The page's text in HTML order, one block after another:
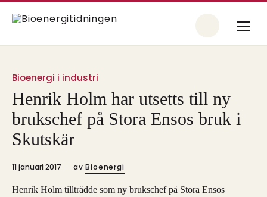
Bioenergi i industri
Henrik Holm har utsetts till ny
brukschef på Stora Ensos bruk i
Skutskär
11 januari 2017 av Bioenergi
Henrik Holm tillträdde som ny brukschef på Stora Ensos